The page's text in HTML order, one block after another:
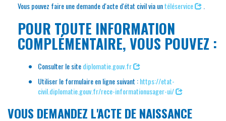
Vous pouvez faire une demande d'acte d'état civil via untéléservice
POUR TOUTE INFORMATION
COMPLÉMENTAIRE, VOUS POUVEZ :
Consulter le sitediplomatie.gouv.fr
Utiliser le formulaire en ligne suivant :https://etat-
civil.diplomatie.gouv.fr/rece-informationusager-ui/
VOUS DEMANDEZ L'ACTE DE NAISSANCE